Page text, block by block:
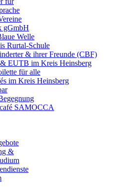
gGmbH
Welle
Rurtal-Schule
& ihrer Freunde (CBF)
EUTB im Kreis Heinsberg
für alle
im Kreis Heinsberg
SAMOCCA
&